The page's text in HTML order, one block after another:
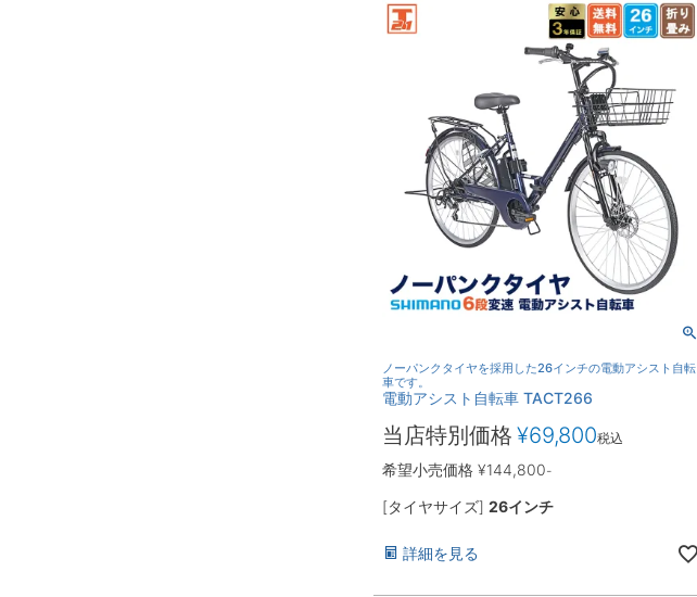
ノーパンクタイヤを採用した26インチの電動アシスト自転
車です。
電動アシスト自転車 TACT266
希望小売価格 ¥144,800-
当店特別価格 ¥69,800税込
[タイヤサイズ] 26インチ
詳細を見る